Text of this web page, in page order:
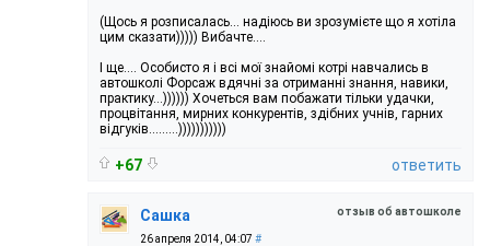
(Щось я розписалась... надіюсь ви зрозумієте що я хотіла
цим сказати))))) Вибачте....
І ще…. Особисто я і всі мої знайомі котрі навчались в
автошколі Форсаж вдячні за отриманні знання, навики,
практику...)))))) Хочеться вам побажати тільки удачки,
процвітання, мирних конкурентів, здібних учнів, гарних
відгуків.........)))))))))))
+67 ответить
отзыв об автошколе
Сашка
26 апреля 2014, 04:07 #